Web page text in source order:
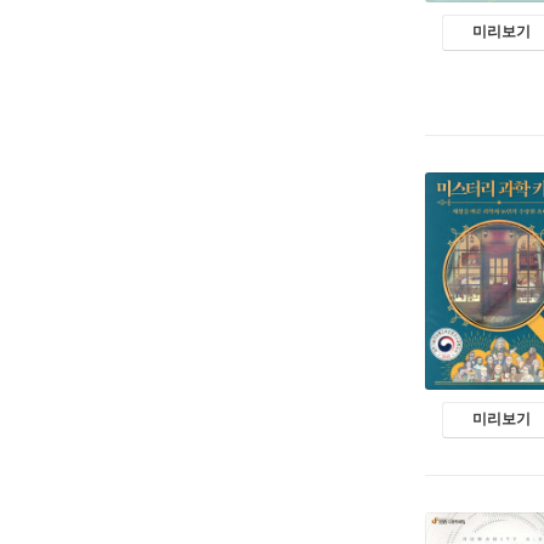
미리보기
미리보기